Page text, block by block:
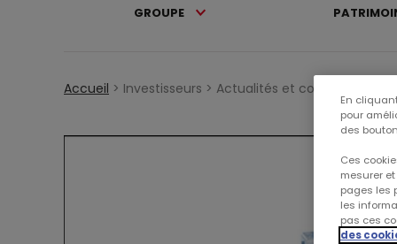
GROUPE
Accueil > Investisseurs > Actualités et communiqués >
En
pour
des
Ces
mesurer
pages les
les
pas ces
des